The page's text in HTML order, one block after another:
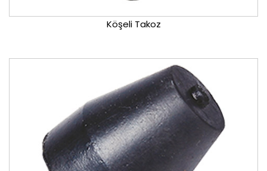
Köşeli Takoz